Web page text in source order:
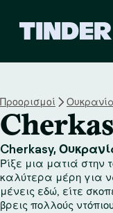
Προορισμοί
Cherkasy,
Ρίξε μια ματιά στην
καλύτερα μέρη για
μένεις εδώ, είτε
βρεις πολλούς